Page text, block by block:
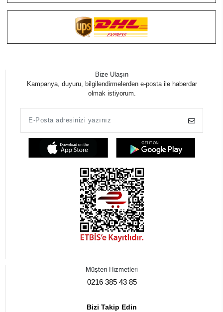
Bize Ulaşın
Kampanya, duyuru, bilgilendirmelerden e-posta ile haberdar
olmak istiyorum.
Müşteri Hizmetleri
0216 385 43 85
Bizi Takip Edin